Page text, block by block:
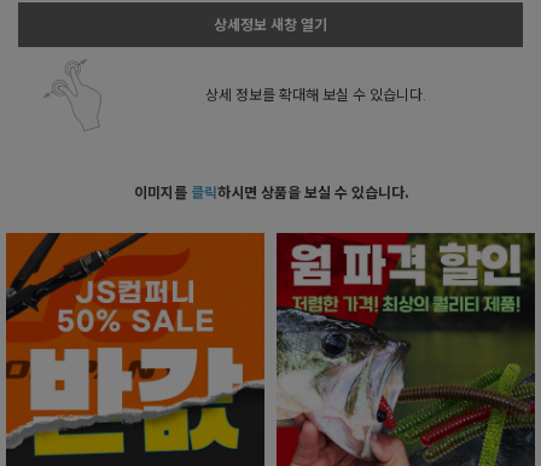
상세정보 새창 열기
상세 정보를 확대해 보실 수 있습니다.
이미지를 클릭하시면 상품을 보실 수 있습니다.